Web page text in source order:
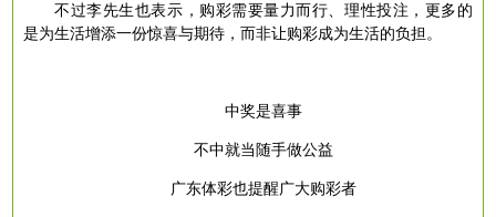
不过李先生也表示，购彩需要量力而行、理性投注，更多的
是为生活增添一份惊喜与期待，而非让购彩成为生活的负担。
中奖是喜事
不中就当随手做公益
广东体彩也提醒广大购彩者